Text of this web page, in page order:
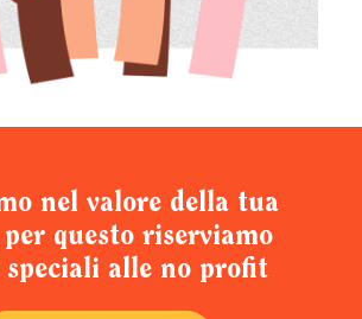
nel valore della tua
per questo riserviamo
speciali alle no profit